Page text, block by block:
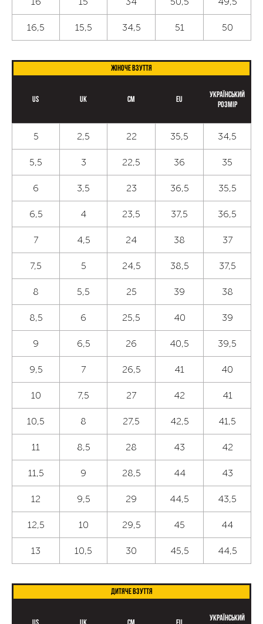
16,5 15,5 34,5 51 50
Жіноче взуття
US UK CM EU
Український
розмір
5 2,5 22 35,5 34,5
5,5 3 22,5 36 35
6 3,5 23 36,5 35,5
6,5 4 23,5 37,5 36,5
7 4,5 24 38 37
7,5 5 24,5 38,5 37,5
8 5,5 25 39 38
8,5 6 25,5 40 39
9 6,5 26 40,5 39,5
9,5 7 26,5 41 40
10 7,5 27 42 41
10,5 8 27,5 42,5 41,5
11 8,5 28 43 42
11,5 9 28,5 44 43
12 9,5 29 44,5 43,5
12,5 10 29,5 45 44
13 10,5 30 45,5 44,5
Дитяче взуття
Український